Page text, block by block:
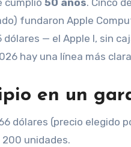
cumplió 50 años. Cinco
fundaron Apple
dólares — el Apple I, sin
hay una línea más
en un
dólares (precio elegido
unidades.